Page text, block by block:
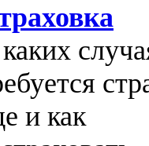
и как